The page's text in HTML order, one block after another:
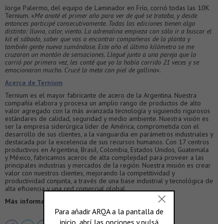
Jorge Palermo, del equipo de Laminador en Frío, corrió todas las 10K
Ternium. «Me anoté el primer año para ver de qué se trataba, y desde
entonces participé consecutivamente. Todas las ediciones tienen algo
distinto: lluvia, calor, viento. La adrenalina empieza con sólo ir a buscar el
kit el sábado, saber que vas a encontrar compañeros de la planta y
también gente nueva sumándose. Este año el último kilómetro se me
cruzaron un montón de sensaciones. Llegué junto a una pareja que la
corrió por primera vez, les conté que yo la había corrido 21 veces y se
emocionaron mucho. Crucé la meta con piel de gallina«.
Acerca de Ternium
Ternium es el mayor fabricante de acero de la Argentina. Nuestra
compañía elabora y procesa un amplio rango de productos de alto
valor agregado con la más avanzada tecnología y siguiendo rigurosos
estándares de calidad, seguridad y medio ambiente. Nuestra visión es
ser la empresa siderúrgica líder de América, comprometida con el
desarrollo de sus clientes, a la vanguardia en parámetros industriales y
destacada por la excelencia de sus recursos humanos. Con 17 centros
productivos en Argentina, Brasil, Colombia, Estados Unidos, Guatemala
y México, fabricamos aceros de alta complejidad para proveer a las
principales industrias y mercados de la región. Nuestra misión es crear
valor con nuestros clientes, mejorando la competitividad y
productividad conjunta, a través de una base industrial y tecnológica de
alta eficiencia y una red comercial global.
Más información >